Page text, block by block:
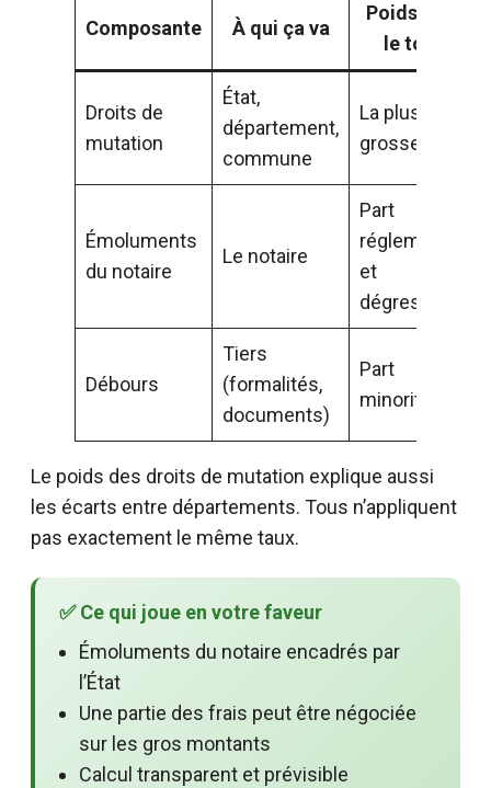
Composante À qui ça va
Poids dans
le total
Droits de
mutation
État,
département,
commune
La plus
grosse part
Émoluments
du notaire
Le notaire
Part
réglementée
et
dégressive
Débours
Tiers
(formalités,
documents)
Part
minoritaire
Le poids des droits de mutation explique aussi
les écarts entre départements. Tous n’appliquent
pas exactement le même taux.
✅ Ce qui joue en votre faveur
Émoluments du notaire encadrés par
l’État
Une partie des frais peut être négociée
sur les gros montants
Calcul transparent et prévisible